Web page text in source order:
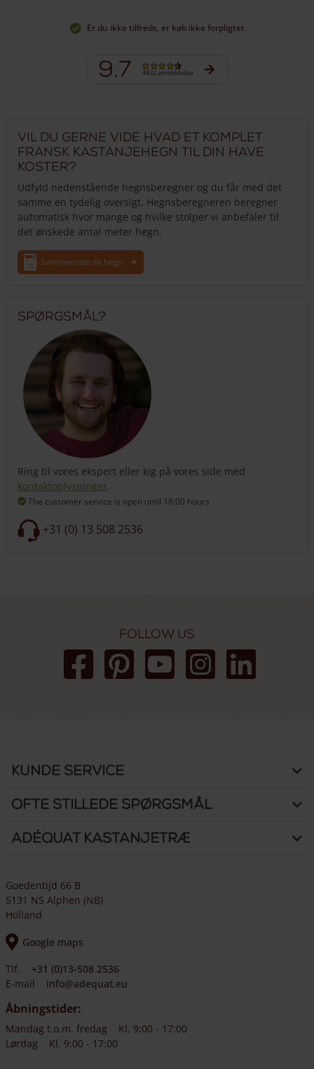
Er du ikke tilfreds, er køb ikke forpligtet
9.7 4432 anmeldelser
Vil du gerne vide hvad et komplet
fransk kastanjehegn til din have
koster?
Udfyld nedenstående hegnsberegner og du får med det
samme en tydelig oversigt. Hegnsberegneren beregner
automatisk hvor mange og hvilke stolper vi anbefaler til
det ønskede antal meter hegn.
Sammensæt dit hegn
Spørgsmål?
Ring til vores ekspert eller kig på vores side med
kontaktoplysninger.
The customer service is open until 18:00 hours
+31 (0) 13 508 2536
Follow us
Kunde Service
Ofte stillede spørgsmål
Adéquat Kastanjetræ
Goedentijd 66 B
5131 NS Alphen (NB)
Holland
Google maps
Tlf.
+31 (0)13-508 2536
E-mail
info@adequat.eu
Åbningstider:
Mandag t.o.m. fredag
Kl. 9:00 - 17:00
Lørdag
Kl. 9:00 - 17:00